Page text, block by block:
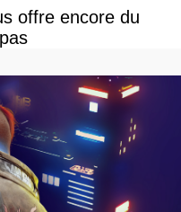
offre encore du